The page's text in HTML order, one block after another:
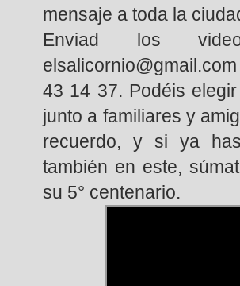
mensaje a toda la
Enviad los
43 14 37. Podéis
junto a familiares y
recuerdo, y si ya
también en este,
su 5° centenario.